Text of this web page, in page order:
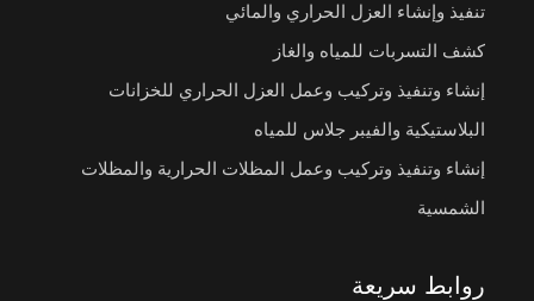
تنفيذ وإنشاء العزل الحراري والمائي
كشف التسربات للمياه والغاز
إنشاء وتنفيذ وتركيب وعمل العزل الحراري للخزانات
البلاستيكية والفيبر جلاس للمياه
إنشاء وتنفيذ وتركيب وعمل المظلات الحرارية والمظلات
الشمسية
روابط سريعة